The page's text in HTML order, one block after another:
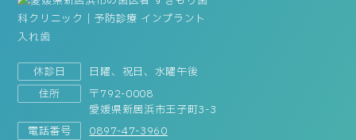
休診日
日曜、祝日、水曜午後
住所
〒792-0008
愛媛県新居浜市王子町3-3
電話番号
0897-47-3960